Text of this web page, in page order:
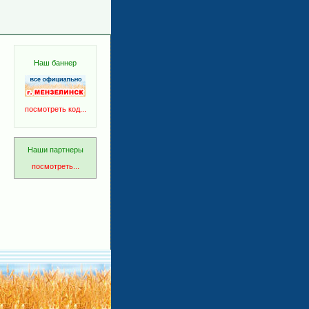
Наш баннер
посмотреть код...
Наши партнеры
посмотреть...